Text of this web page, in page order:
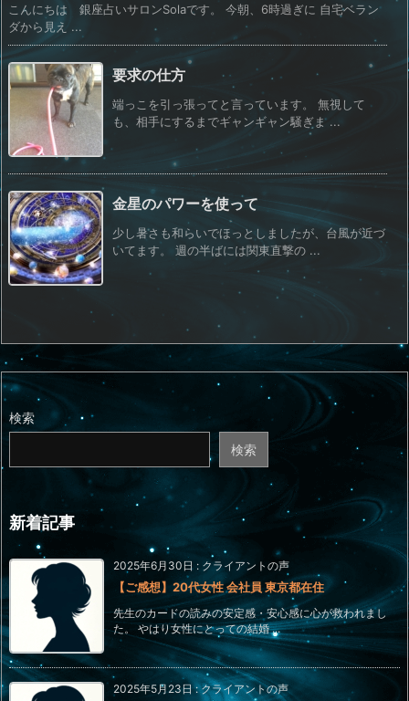
こんにちは 銀座占いサロンSolaです。 今朝、6時過ぎに 自宅ベラン
ダから見え ...
要求の仕方
端っこを引っ張ってと言っています。 無視して
も、相手にするまでギャンギャン騒ぎま ...
金星のパワーを使って
少し暑さも和らいでほっとしましたが、台風が近づ
いてます。 週の半ばには関東直撃の ...
検索
検索
新着記事
2025年6月30日 : クライアントの声
【ご感想】20代女性 会社員 東京都在住
先生のカードの読みの安定感・安心感に心が救われまし
た。 やはり女性にとっての結婚 ...
2025年5月23日:クライアントの声